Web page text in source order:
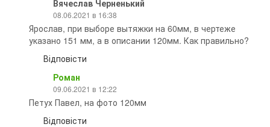
Вячеслав Черненький
08.06.2021 в 16:38
Ярослав, при выборе вытяжки на 60мм, в чертеже
указано 151 мм, а в описании 120мм. Как правильно?
Відповісти
Роман
09.06.2021 в 12:22
Петух Павел, на фото 120мм
Відповісти